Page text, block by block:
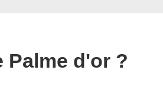
Palme d'or ?